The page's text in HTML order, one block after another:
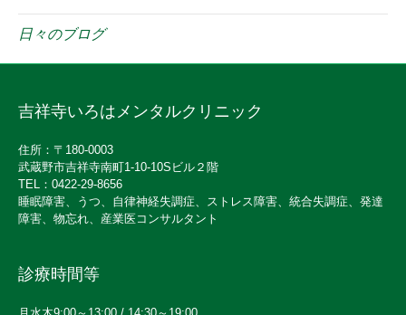
日々のブログ
吉祥寺いろはメンタルクリニック
住所：〒180-0003
武蔵野市吉祥寺南町1-10-10Sビル２階
TEL：0422-29-8656
睡眠障害、うつ、自律神経失調症、ストレス障害、統合失調症、発達
障害、物忘れ、産業医コンサルタント
診療時間等